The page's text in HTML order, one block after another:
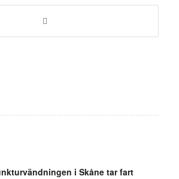
i Skåne tar fart